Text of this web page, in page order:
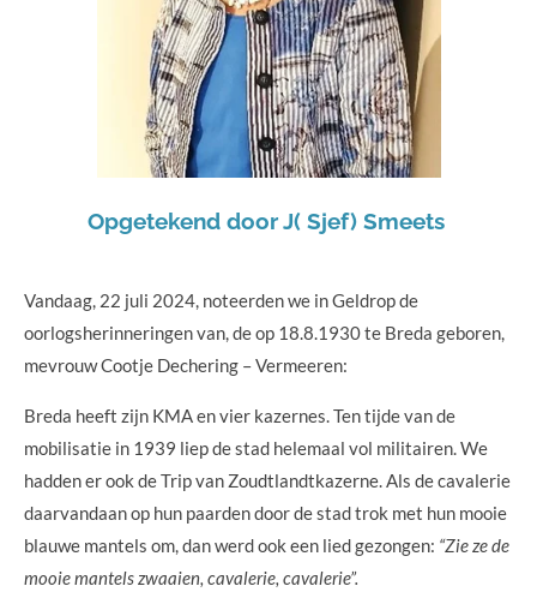
Opgetekend door J( Sjef) Smeets
Vandaag, 22 juli 2024, noteerden we in Geldrop de
oorlogsherinneringen van, de op 18.8.1930 te Breda geboren,
mevrouw Cootje Dechering – Vermeeren:
Breda heeft zijn KMA en vier kazernes. Ten tijde van de
mobilisatie in 1939 liep de stad helemaal vol militairen. We
hadden er ook de Trip van Zoudtlandtkazerne. Als de cavalerie
daarvandaan op hun paarden door de stad trok met hun mooie
blauwe mantels om, dan werd ook een lied gezongen: “Zie ze de
mooie mantels zwaaien, cavalerie, cavalerie”.